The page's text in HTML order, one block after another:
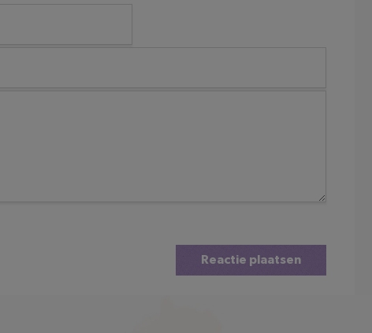
Reactie plaatsen